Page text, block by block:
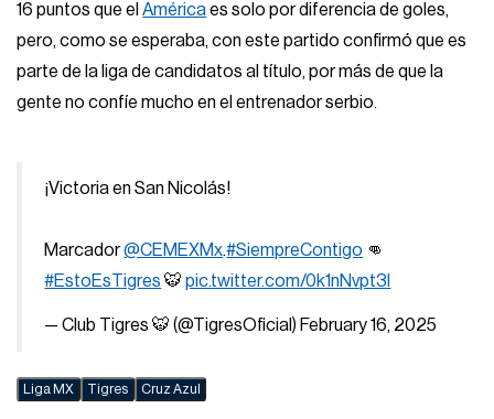
16 puntos que elAméricaes solo por diferencia de goles,
pero, como se esperaba, con este partido confirmó que es
parte de la liga de candidatos al título, por más de que la
gente no confíe mucho en el entrenador serbio.
¡Victoria en San Nicolás!
Marcador@CEMEXMx.#SiempreContigo 👊
#EstoEsTigres 🐯pic.twitter.com/0k1nNvpt3l
— Club Tigres 🐯 (@TigresOficial) February 16, 2025
Liga MX Tigres Cruz Azul